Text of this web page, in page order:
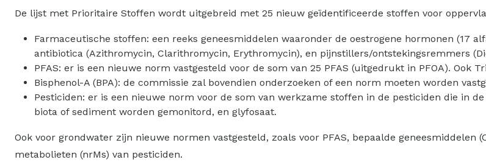
De lijst met Prioritaire Stoffen wordt uitgebreid met 25 nieuw geïdentificeerde stoffen voor
Farmaceutische stoffen: een reeks geneesmiddelen waaronder de oestrogene hormonen (17
antibiotica (Azithromycin, Clarithromycin, Erythromycin), en pijnstillers/ontstekingsremmers
PFAS: er is een nieuwe norm vastgesteld voor de som van 25 PFAS (uitgedrukt in PFOA). Ook
Bisphenol-A (BPA): de commissie zal bovendien onderzoeken of een norm moeten worden
Pesticiden: er is een nieuwe norm voor de som van werkzame stoffen in de pesticiden die in
biota of sediment worden gemonitord, en glyfosaat.
Ook voor grondwater zijn nieuwe normen vastgesteld, zoals voor PFAS, bepaalde
metabolieten (nrMs) van pesticiden.